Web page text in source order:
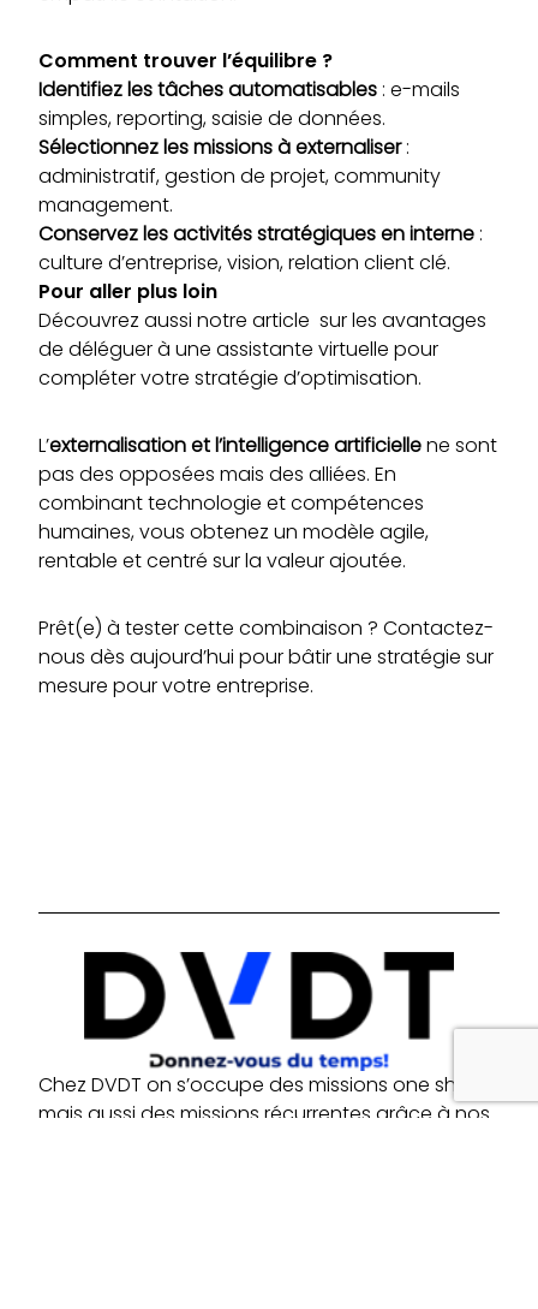
Comment trouver l’équilibre ?
Identifiez les tâches automatisables : e-mails
simples, reporting, saisie de données.
Sélectionnez les missions à externaliser:
administratif, gestion de projet, community
management.
Conservez les activités stratégiques en interne :
culture d’entreprise, vision, relation client clé.
Pour aller plus loin
Découvrez aussi notre article sur les avantages
de déléguer à une assistante virtuelle pour
compléter votre stratégie d’optimisation.
L’externalisation et l’intelligence artificiellene sont
pas des opposées mais des alliées. En
combinant technologie et compétences
humaines, vous obtenez un modèle agile,
rentable et centré sur la valeur ajoutée.
Prêt(e) à tester cette combinaison ? Contactez-
nous dès aujourd’hui pour bâtir une stratégie sur
mesure pour votre entreprise.
Chez DVDT on s’occupe des missions one shot
mais aussi des missions récurrentes grâce à nos